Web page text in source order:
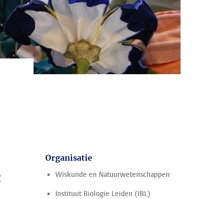
Organisatie
Wiskunde en Natuurwetenschappen
Instituut Biologie Leiden (IBL)